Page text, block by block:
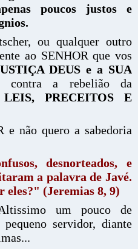
poucos justos e
ou qualquer outro
ao SENHOR que vos
DEUS e a SUA
contra a rebelião da
LEIS, PRECEITOS E
e não quero a sabedoria
desnorteados, e
a palavra de Javé.
eles?" (Jeremias 8, 9)
um pouco de
pequeno servidor, diante